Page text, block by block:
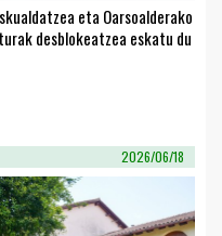
eta Oarsoalderako
desblokeatzea eskatu du
2026/06/18